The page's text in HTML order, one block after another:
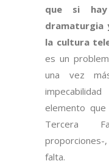
que si
dramaturgia
la cultura
es un
una vez
elemento
Tercera
falta.